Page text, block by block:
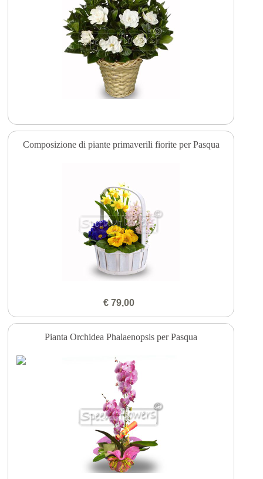
Composizione di piante primaverili fiorite per Pasqua
€ 79,00
Pianta Orchidea Phalaenopsis per Pasqua